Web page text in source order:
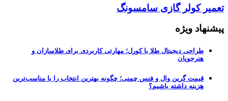
تعمیر کولر گازی سامسونگ
پیشنهاد ویژه
طراحی دیجیتال طلا با کورل؛ مهارتی کاربردی برای طلاسازان و
هنرجویان
قیمت گرین وال و فنس چمنی؛ چگونه بهترین انتخاب را با مناسب‌ترین
هزینه داشته باشیم؟